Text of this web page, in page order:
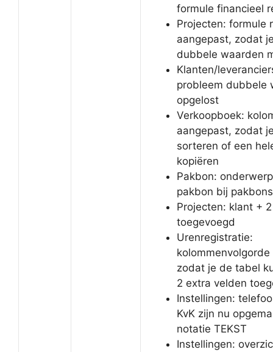
formule financieel
Projecten: formule
aangepast, zodat
dubbele waarden
Klanten/
probleem dubbele
opgelost
Verkoopboek:
aangepast, zodat
sorteren of een
kopiëren
Pakbon:
pakbon bij
Projecten: klant +
toegevoegd
Urenregistratie:
zodat je de tabel
2 extra velden
Instellingen:
KvK zijn nu
notatie TEKST
Instellingen: